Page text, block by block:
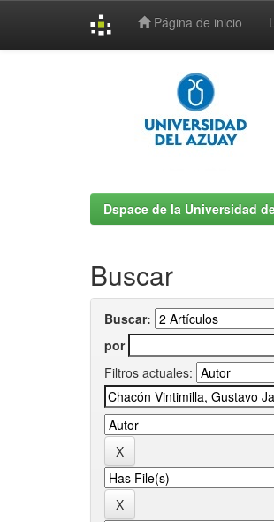
Página de inicio
Dspace de la Universidad
Buscar
Buscar:
por
Filtros actuales: